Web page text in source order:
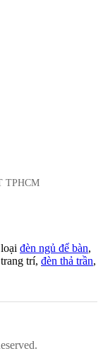
TPHCM
đèn ngủ để bàn,
trí, đèn thả trần,